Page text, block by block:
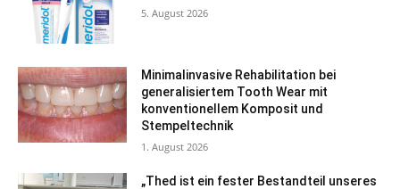
5. August 2026
Minimalinvasive Rehabilitation bei
generalisiertem Tooth Wear mit
konventionellem Komposit und
Stempeltechnik
1. August 2026
„Thed ist ein fester Bestandteil unseres